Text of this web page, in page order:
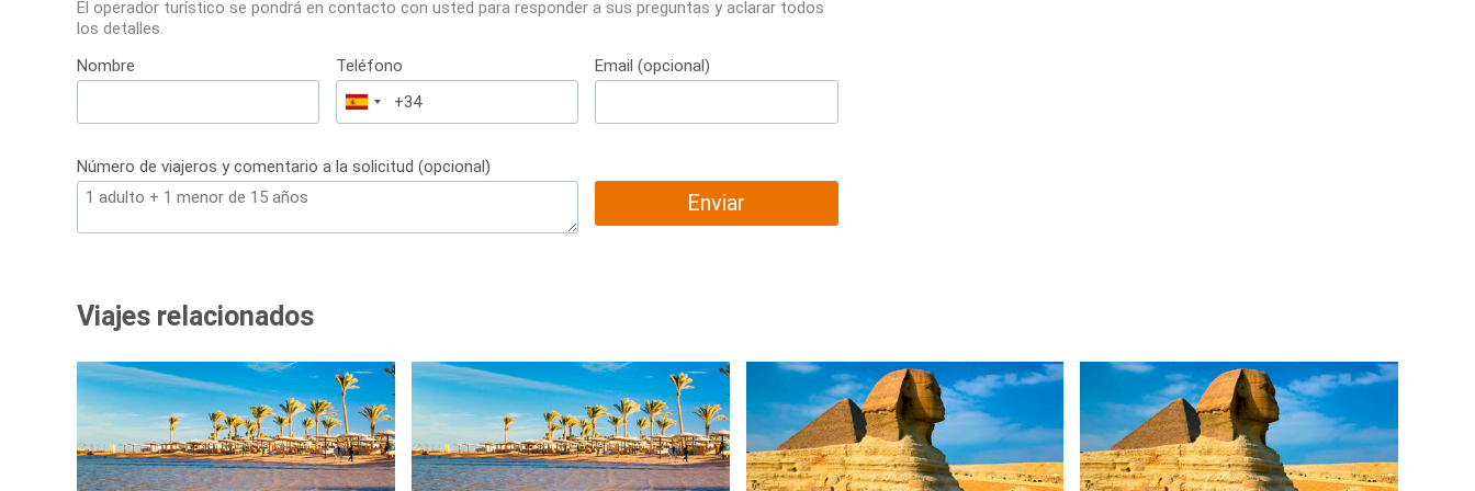
El operador turístico se pondrá en contacto con usted para responder a sus preguntas y aclarar todos
los detalles.
Nombre
Teléfono
España
+34
Email (opcional)
Número de viajeros y comentario a la solicitud (opcional)
Enviar
Viajes relacionados